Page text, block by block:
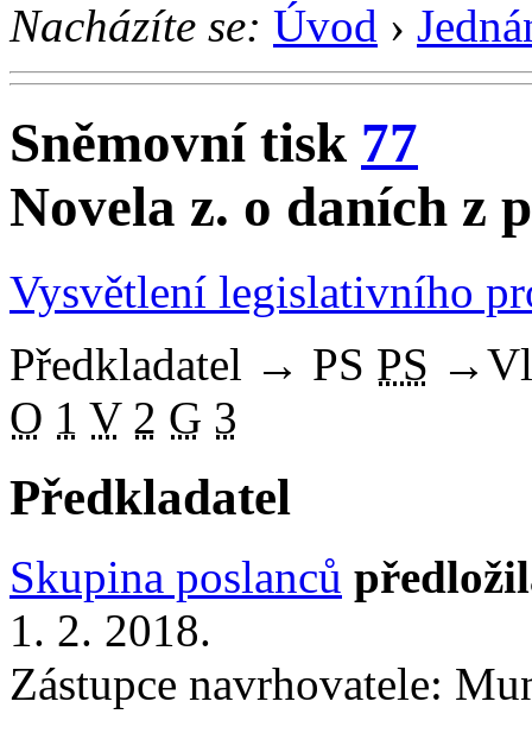
Nacházíte se: Úvod ›
Sněmovní tisk 77
Novela z. o daních z
Vysvětlení legislativního
Předkladatel → PS PS →
O 1 V 2 G 3
Předkladatel
Skupina poslanců
1. 2. 2018.
Zástupce navrhovatele: